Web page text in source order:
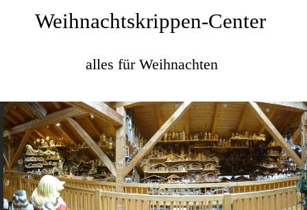
Weihnachtskrippen-Center
alles für Weihnachten